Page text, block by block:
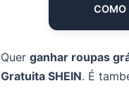
COMO
Quer ganhar roupas
Gratuita SHEIN. É